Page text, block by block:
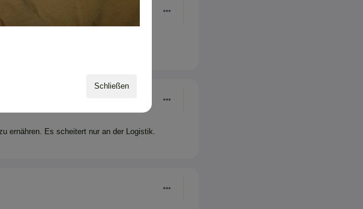
Schließen
beeinflussen.
ernähren. Es scheitert nur an der Logistik.